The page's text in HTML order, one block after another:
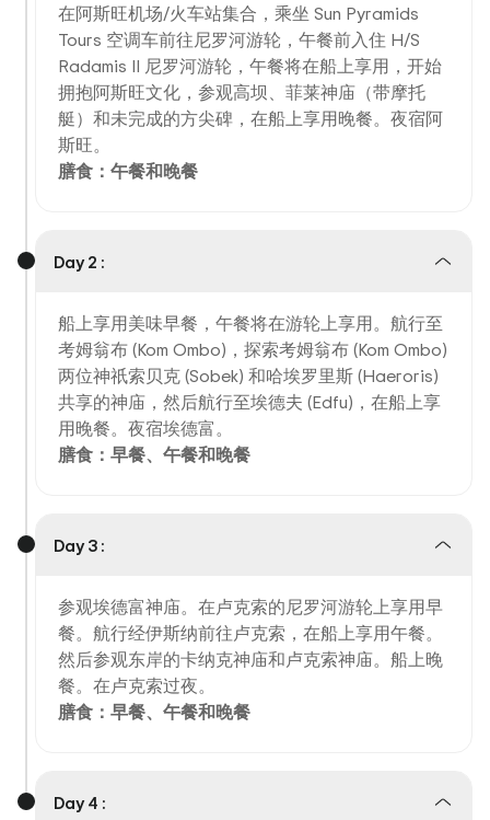
在阿斯旺机场/火车站集合，乘坐 Sun Pyramids
Tours 空调车前往尼罗河游轮，午餐前入住 H/S
Radamis II 尼罗河游轮，午餐将在船上享用，开始
拥抱阿斯旺文化，参观高坝、菲莱神庙（带摩托
艇）和未完成的方尖碑，在船上享用晚餐。夜宿阿
斯旺。
膳食：午餐和晚餐
Day 2 :
船上享用美味早餐，午餐将在游轮上享用。航行至
考姆翁布 (Kom Ombo)，探索考姆翁布 (Kom Ombo)
两位神祇索贝克 (Sobek) 和哈埃罗里斯 (Haeroris)
共享的神庙，然后航行至埃德夫 (Edfu)，在船上享
用晚餐。夜宿埃德富。
膳食：早餐、午餐和晚餐
Day 3 :
参观埃德富神庙。在卢克索的尼罗河游轮上享用早
餐。航行经伊斯纳前往卢克索，在船上享用午餐。
然后参观东岸的卡纳克神庙和卢克索神庙。船上晚
餐。在卢克索过夜。
膳食：早餐、午餐和晚餐
Day 4 :